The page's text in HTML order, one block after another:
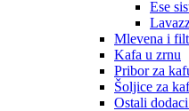
Ese
Mlevena i
Kafa u zrnu
Pribor za
Šoljice za
Ostali